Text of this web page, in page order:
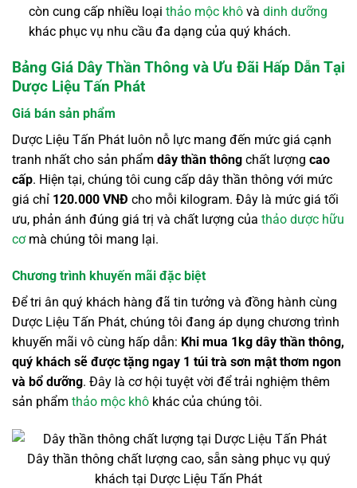
còn cung cấp nhiều loại thảo mộc khôvà dinh dưỡng
khác phục vụ nhu cầu đa dạng của quý khách.
Bảng Giá Dây Thần Thông và Ưu Đãi Hấp Dẫn Tại
Dược Liệu Tấn Phát
Giá bán sản phẩm
Dược Liệu Tấn Phát luôn nỗ lực mang đến mức giá cạnh
tranh nhất cho sản phẩm dây thần thông chất lượng cao
cấp. Hiện tại, chúng tôi cung cấp dây thần thông với mức
giá chỉ 120.000 VNĐ cho mỗi kilogram. Đây là mức giá tối
ưu, phản ánh đúng giá trị và chất lượng của thảo dược hữu
cơmà chúng tôi mang lại.
Chương trình khuyến mãi đặc biệt
Để tri ân quý khách hàng đã tin tưởng và đồng hành cùng
Dược Liệu Tấn Phát, chúng tôi đang áp dụng chương trình
khuyến mãi vô cùng hấp dẫn: Khi mua 1kg dây thần thông,
quý khách sẽ được tặng ngay 1 túi trà sơn mật thơm ngon
và bổ dưỡng. Đây là cơ hội tuyệt vời để trải nghiệm thêm
sản phẩm thảo mộc khô khác của chúng tôi.
Dây thần thông chất lượng cao, sẵn sàng phục vụ quý
khách tại Dược Liệu Tấn Phát